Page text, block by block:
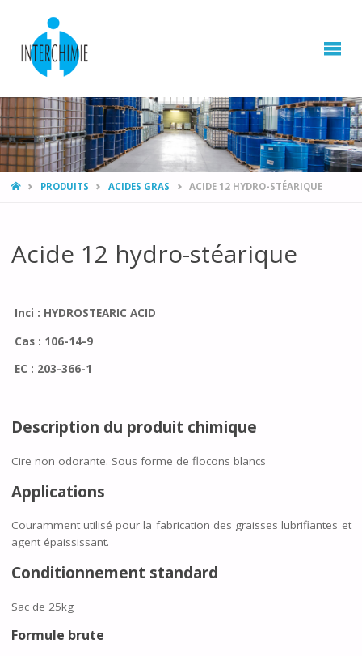
HOMEPRODUITS ACIDES GRAS ACIDE 12 HYDRO-STÉARIQUE
Acide 12 hydro-stéarique
Inci : HYDROSTEARIC ACID
Cas : 106-14-9
EC : 203-366-1
Description du produit chimique
Cire non odorante. Sous forme de flocons blancs
Applications
Couramment utilisé pour la fabrication des graisses lubrifiantes et
agent épaississant.
Conditionnement standard
Sac de 25kg
Formule brute